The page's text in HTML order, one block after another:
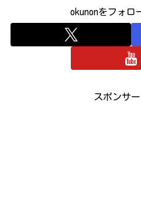
okunonをフォロ
スポンサ